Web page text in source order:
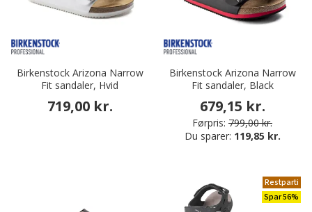
Birkenstock Arizona Narrow
Fit sandaler, Hvid
719,00 kr.
Birkenstock Arizona Narrow
Fit sandaler, Black
679,15 kr.
Førpris: 799,00 kr.
Du sparer: 119,85 kr.
Restparti
Spar 56%